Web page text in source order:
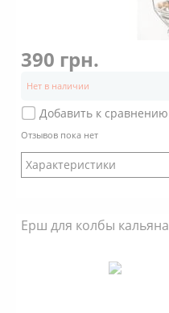
390 грн.
Нет в наличии
Добавить к сравнению
Отзывов пока нет
Характеристики
Ерш для колбы кальяна